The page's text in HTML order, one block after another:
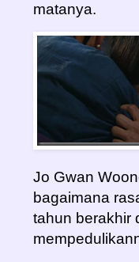
matanya.
Jo Gwan
bagaimana
tahun berakhir